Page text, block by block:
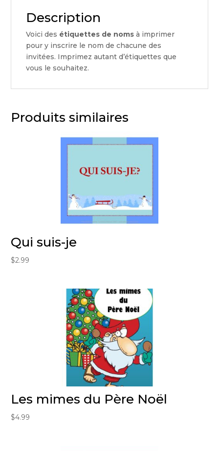
Description
Voici des étiquettes de noms à imprimer
pour y inscrire le nom de chacune des
invitées. Imprimez autant d’étiquettes que
vous le souhaitez.
Produits similaires
Qui suis-je
$2.99
Les mimes du Père Noël
$4.99